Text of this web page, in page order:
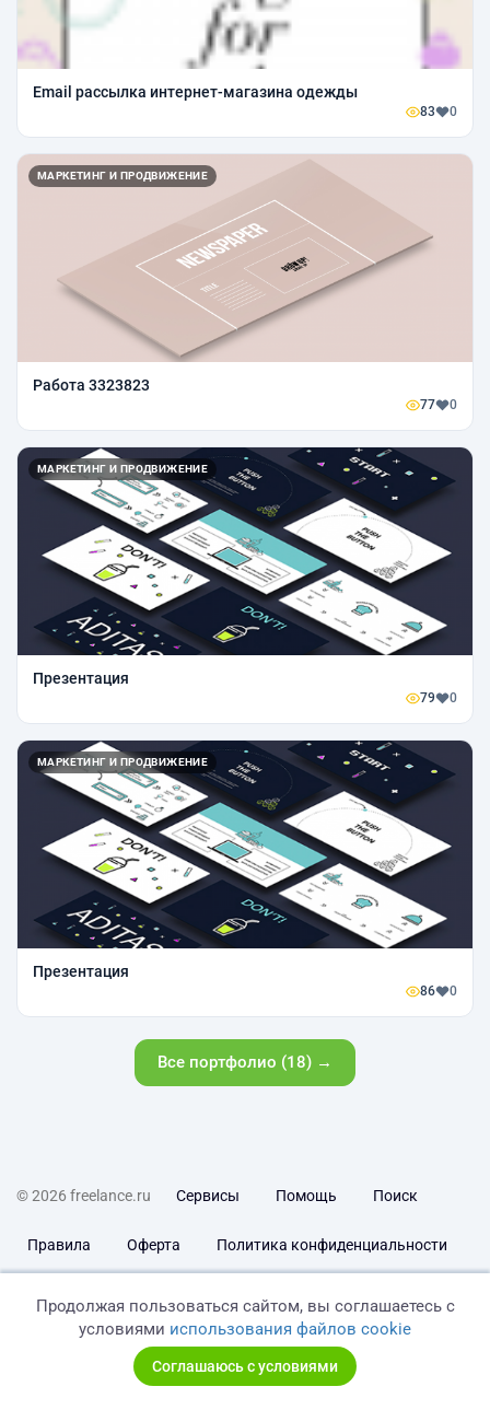
Email рассылка интернет-магазина одежды
83 0
МАРКЕТИНГ И ПРОДВИЖЕНИЕ
Работа 3323823
77 0
МАРКЕТИНГ И ПРОДВИЖЕНИЕ
Презентация
79 0
МАРКЕТИНГ И ПРОДВИЖЕНИЕ
Презентация
86 0
Все портфолио (18) →
© 2026 freelance.ru Сервисы Помощь Поиск
Правила Оферта Политика конфиденциальности
Продолжая пользоваться сайтом, вы соглашаетесь с
условиями использования файлов cookie
Соглашаюсь с условиями